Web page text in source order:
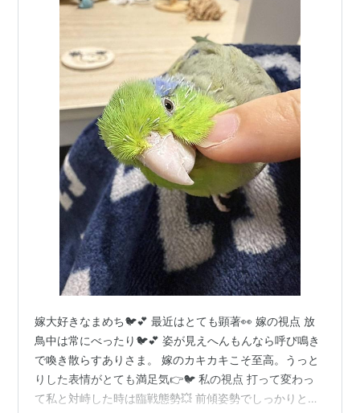
嫁大好きなまめち🐦💕 最近はとても顕著👀 嫁の視点 放
鳥中は常にべったり🐦💕 姿が見えへんもんなら呼び鳴き
で喚き散らすありさま。 嫁のカキカキこそ至高。うっと
りした表情がとても満足気👉🐦 私の視点 打って変わっ
て私と対峙した時は臨戦態勢💥 前傾姿勢でしっかりと睨